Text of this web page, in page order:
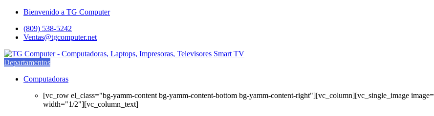
Saltar
navegación
saltar
contenido
Bienvenido a TG Computer
(809) 538-5242
Ventas@tgcomputer.net
Departamentos
Computadoras
[vc_row el_class="bg-yamm-content bg-yamm-content-bottom bg-yamm-content-right"][vc_column][vc_single_image
width="1/2"][vc_column_text]